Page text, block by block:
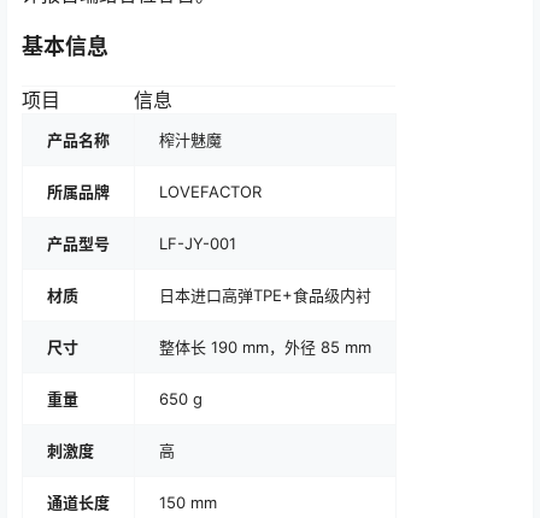
基本信息
项目 信息
产品名称 榨汁魅魔
所属品牌 LOVEFACTOR
产品型号 LF-JY-001
材质 日本进口高弹TPE+食品级内衬
尺寸 整体长 190 mm，外径 85 mm
重量 650 g
刺激度 高
通道长度 150 mm